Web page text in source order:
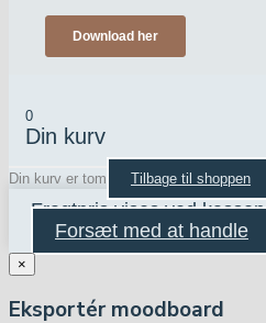
0
Din kurv
Din kurv er tom Tilbage til shoppen
Fragtpris vises ved kassen
Forsæt med at handle
×
Eksportér moodboard